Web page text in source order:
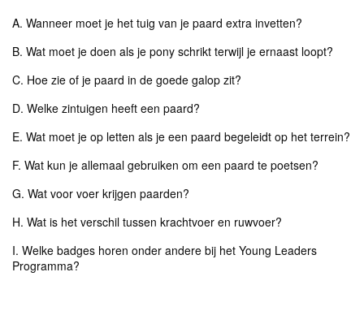
A. Wanneer moet je het tuig van je paard extra invetten?
B. Wat moet je doen als je pony schrikt terwijl je ernaast loopt?
C. Hoe zie of je paard in de goede galop zit?
D. Welke zintuigen heeft een paard?
E. Wat moet je op letten als je een paard begeleidt op het terrein?
F. Wat kun je allemaal gebruiken om een paard te poetsen?
G. Wat voor voer krijgen paarden?
H. Wat is het verschil tussen krachtvoer en ruwvoer?
I. Welke badges horen onder andere bij het Young Leaders
Programma?